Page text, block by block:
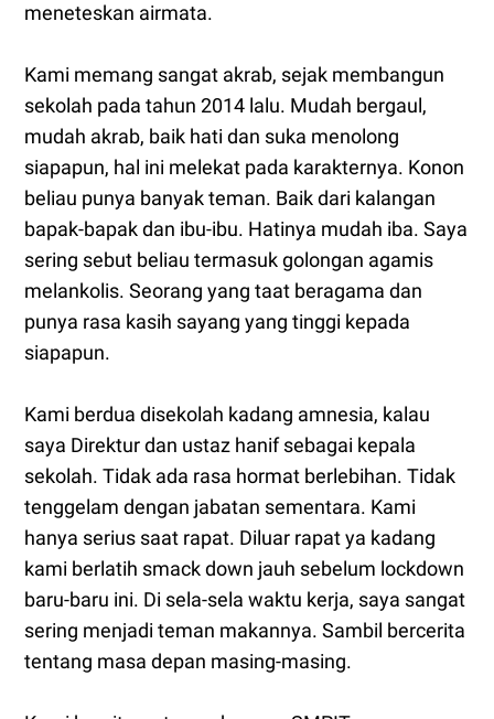
meneteskan airmata.
Kami memang sangat akrab, sejak membangun
sekolah pada tahun 2014 lalu. Mudah bergaul,
mudah akrab, baik hati dan suka menolong
siapapun, hal ini melekat pada karakternya. Konon
beliau punya banyak teman. Baik dari kalangan
bapak-bapak dan ibu-ibu. Hatinya mudah iba. Saya
sering sebut beliau termasuk golongan agamis
melankolis. Seorang yang taat beragama dan
punya rasa kasih sayang yang tinggi kepada
siapapun.
Kami berdua disekolah kadang amnesia, kalau
saya Direktur dan ustaz hanif sebagai kepala
sekolah. Tidak ada rasa hormat berlebihan. Tidak
tenggelam dengan jabatan sementara. Kami
hanya serius saat rapat. Diluar rapat ya kadang
kami berlatih smack down jauh sebelum lockdown
baru-baru ini. Di sela-sela waktu kerja, saya sangat
sering menjadi teman makannya. Sambil bercerita
tentang masa depan masing-masing.